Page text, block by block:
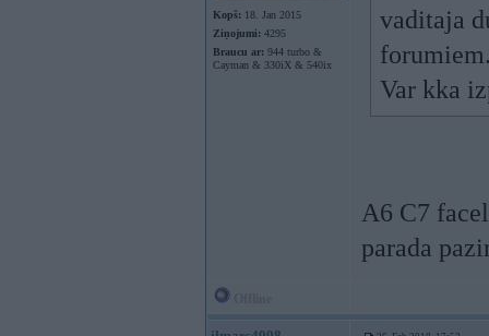
Kopš: 18. Jan 2015
Ziņojumi: 4295
Braucu ar: 944 turbo &
Cayman & 330iX & 540ix
vaditaja
Var kka
A6 C7
parada